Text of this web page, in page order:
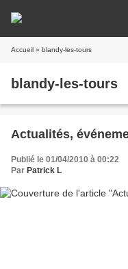
Accueil » blandy-les-tours
blandy-les-tours
Actualités,
Publié le 01/04/2010 à 00:22
Par Patrick L